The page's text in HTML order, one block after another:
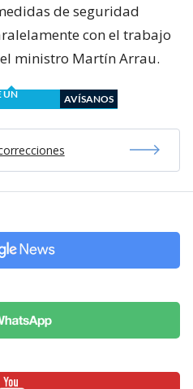
de seguridad
con el trabajo
ministro Martín Arrau.
UN
AVÍSANOS